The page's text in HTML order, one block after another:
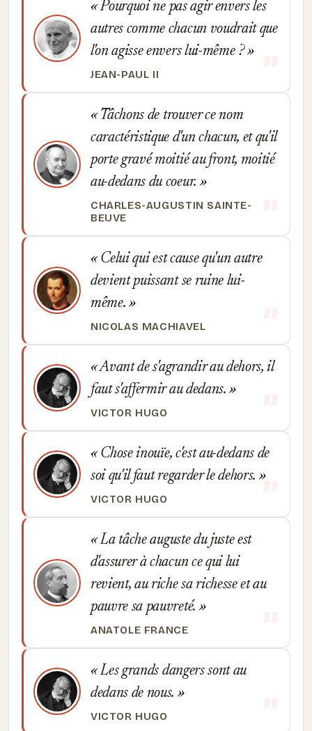
Pourquoi ne pas agir envers les
autres comme chacun voudrait que
l'on agisse envers lui-même ?
JEAN-PAUL II
Tâchons de trouver ce nom
caractéristique d'un chacun, et qu'il
porte gravé moitié au front, moitié
au-dedans du coeur.
CHARLES-AUGUSTIN SAINTE-
BEUVE
Celui qui est cause qu'un autre
devient puissant se ruine lui-
même.
NICOLAS MACHIAVEL
Avant de s'agrandir au dehors, il
faut s'affermir au dedans.
VICTOR HUGO
Chose inouïe, c'est au-dedans de
soi qu'il faut regarder le dehors.
VICTOR HUGO
La tâche auguste du juste est
d'assurer à chacun ce qui lui
revient, au riche sa richesse et au
pauvre sa pauvreté.
ANATOLE FRANCE
Les grands dangers sont au
dedans de nous.
VICTOR HUGO